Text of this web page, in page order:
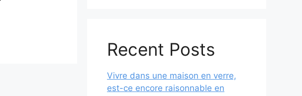
Recent Posts
Vivre dans une maison en verre,
est-ce encore raisonnable en